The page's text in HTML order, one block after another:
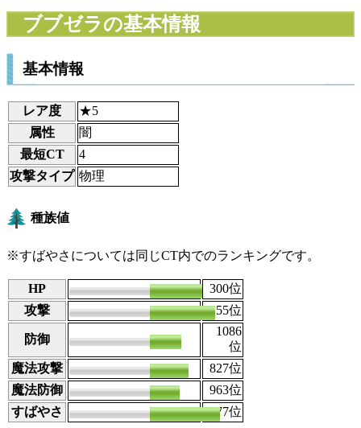
ブブゼラの基本情報
基本情報
レア度
★5
属性
闇
最短CT
4
攻撃タイプ 物理
種族値
※すばやさについては同じCT内でのランキングです。
HP 122 300位
攻撃
153 55位
防御 81
1086
位
魔法攻撃
85 827位
魔法防御
84 963位
すばやさ
118 177位